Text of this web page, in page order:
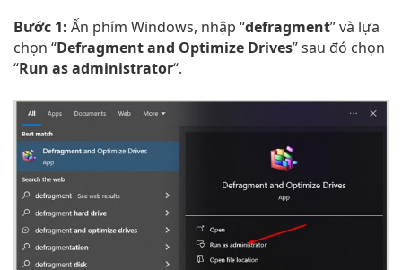
Bước 1: Ấn phím Windows, nhập “defragment” và lựa
chọn “Defragment and Optimize Drives” sau đó chọn
“Run as administrator“.